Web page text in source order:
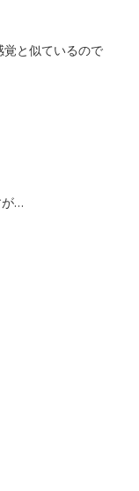
と似ているので
が…